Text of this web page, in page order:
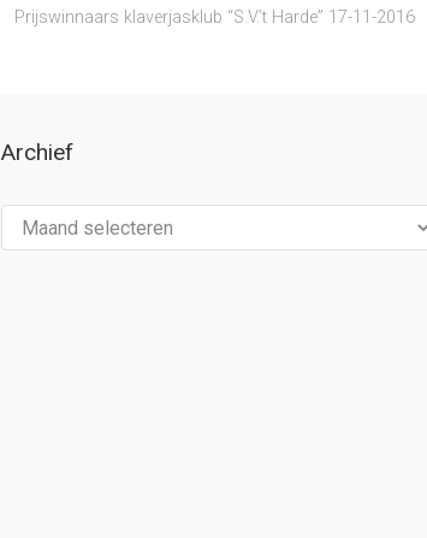
Prijswinnaars klaverjasklub “S.V.’t Harde” 17-11-2016
Archief